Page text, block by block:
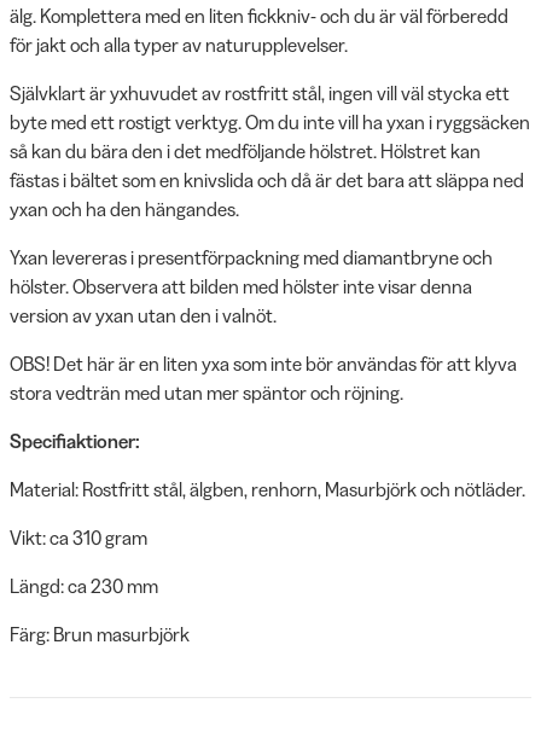
älg. Komplettera med en liten fickkniv- och du är väl förberedd
för jakt och alla typer av naturupplevelser.
Självklart är yxhuvudet av rostfritt stål, ingen vill väl stycka ett
byte med ett rostigt verktyg. Om du inte vill ha yxan i ryggsäcken
så kan du bära den i det medföljande hölstret. Hölstret kan
fästas i bältet som en knivslida och då är det bara att släppa ned
yxan och ha den hängandes.
Yxan levereras i presentförpackning med diamantbryne och
hölster. Observera att bilden med hölster inte visar denna
version av yxan utan den i valnöt.
OBS! Det här är en liten yxa som inte bör användas för att klyva
stora vedträn med utan mer späntor och röjning.
Specifiaktioner:
Material: Rostfritt stål, älgben, renhorn, Masurbjörk och nötläder.
Vikt: ca 310 gram
Längd: ca 230 mm
Färg: Brun masurbjörk